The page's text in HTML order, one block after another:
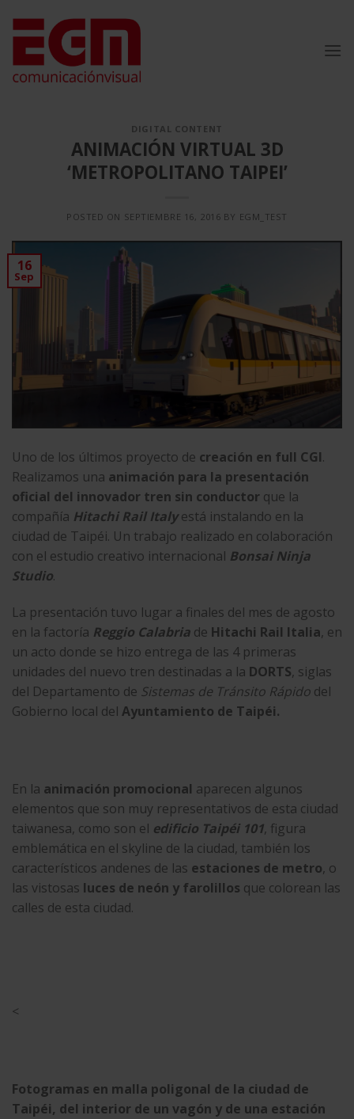
contenido
DIGITAL CONTENT
ANIMACIÓN VIRTUAL 3D
‘METROPOLITANO TAIPEI’
POSTED ON SEPTIEMBRE 16, 2016 BY EGM_TEST
16
Sep
Uno de los últimos proyecto de creación en full CGI.
Realizamos una animación para la presentación
oficial del innovador tren sin conductor que la
compañía Hitachi Rail Italyestá instalando en la
ciudad de Taipéi. Un trabajo realizado en colaboración
con el estudio creativo internacional Bonsai Ninja
Studio.
La presentación tuvo lugar a finales del mes de agosto
en la factoría Reggio Calabria de Hitachi Rail Italia, en
un acto donde se hizo entrega de las 4 primeras
unidades del nuevo tren destinadas a la DORTS, siglas
del Departamento de Sistemas de Tránsito Rápido del
Gobierno local del Ayuntamiento de Taipéi.
En la animación promocional aparecen algunos
elementos que son muy representativos de esta ciudad
taiwanesa, como son el edificio Taipéi 101, figura
emblemática en el skyline de la ciudad, también los
característicos andenes de las estaciones de metro, o
las vistosas luces de neón y farolillos que colorean las
calles de esta ciudad.
<
Fotogramas en malla poligonal de la ciudad de
Taipéi, del interior de un vagón y de una estación